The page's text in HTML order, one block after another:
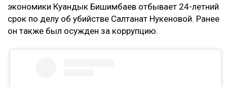
экономики Куандык Бишимбаев отбывает 24-летний
срок по делу об убийстве Салтанат Нукеновой. Ранее
он также был осужден за коррупцию.